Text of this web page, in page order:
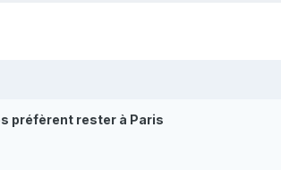
préfèrent rester à Paris